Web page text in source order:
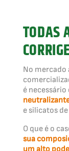
TODAS
No
é
e silicatos
O que é o
sua